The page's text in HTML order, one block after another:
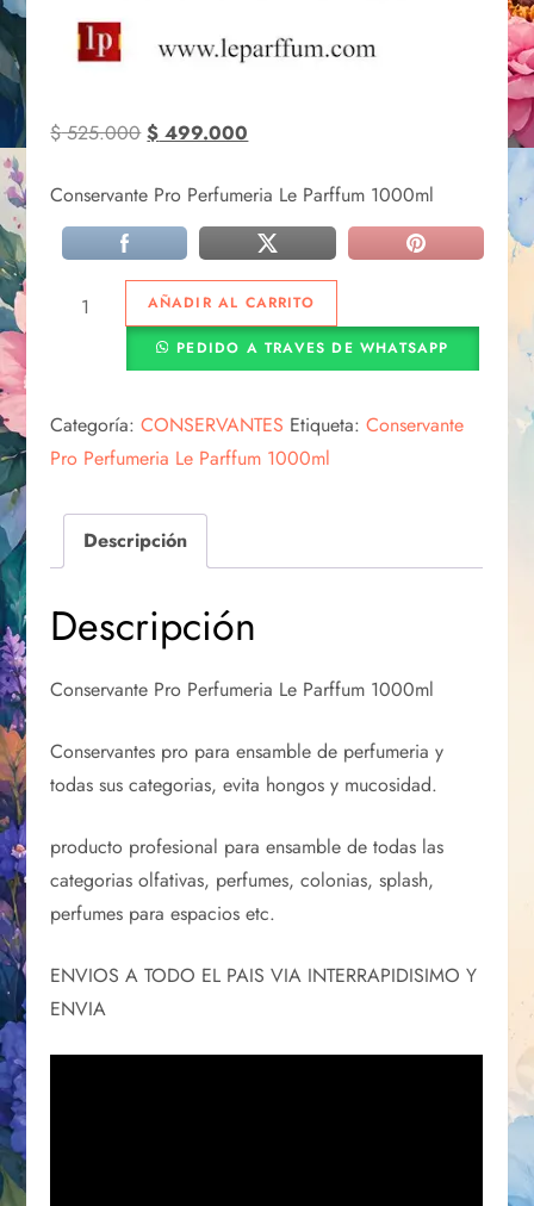
$525.000 $ 499.000
Conservante Pro Perfumeria Le Parffum 1000ml
AÑADIR AL CARRITO
PEDIDO A TRAVES DE WHATSAPP
Categoría:CONSERVANTES Etiqueta:Conservante
Pro Perfumeria Le Parffum 1000ml
Descripción
Descripción
Conservante Pro Perfumeria Le Parffum 1000ml
Conservantes pro para ensamble de perfumeria y
todas sus categorias, evita hongos y mucosidad.
producto profesional para ensamble de todas las
categorias olfativas, perfumes, colonias, splash,
perfumes para espacios etc.
ENVIOS A TODO EL PAIS VIA INTERRAPIDISIMO Y
ENVIA